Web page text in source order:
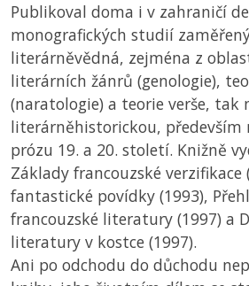
Publikoval doma i v zahraničí
monografických studií
literárněvědná, zejména z
literárních žánrů (genologie),
(naratologie) a teorie verše,
literárněhistorickou, především
prózu 19. a 20. století. Knižně
Základy francouzské verzifikace
fantastické povídky (1993),
francouzské literatury (1997) a
literatury v kostce (1997).
Ani po odchodu do důchodu